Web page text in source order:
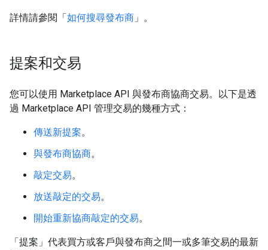
詳情請參閱「如何搜尋發布商 」。
提案和交易
您可以使用 Marketplace API 與發布商協商交易。以下是透
過 Marketplace API 管理交易的幾種方式：
傳送新提案。
與發布商協商。
敲定交易。
放送敲定的交易。
開始重新協商敲定的交易。
「提案」 代表買方或客戶與發布商之間一或多筆交易的最新